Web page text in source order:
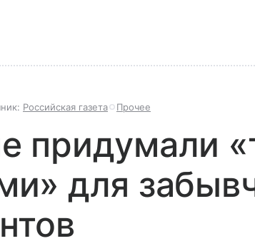
Российская газета Прочее
придумали
для